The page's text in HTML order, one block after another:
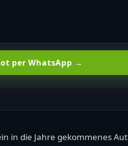
per WhatsApp →
in die Jahre gekommenes